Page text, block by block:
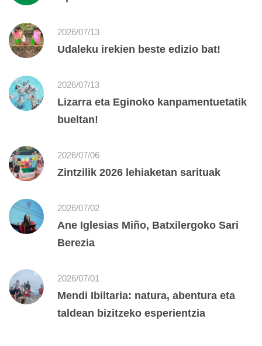
2026/07/13
Udaleku irekien beste edizio bat!
2026/07/13
Lizarra eta Eginoko kanpamentuetatik
bueltan!
2026/07/06
Zintzilik 2026 lehiaketan sarituak
2026/07/02
Ane Iglesias Miño, Batxilergoko Sari
Berezia
2026/07/01
Mendi Ibiltaria: natura, abentura eta
taldean bizitzeko esperientzia